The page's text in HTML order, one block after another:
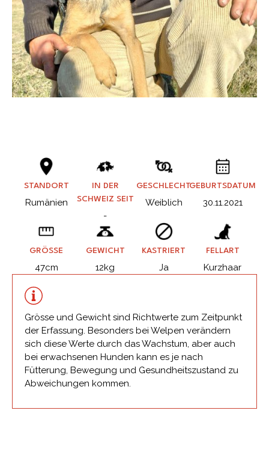
STANDORT
Rumänien
IN DER
SCHWEIZ SEIT
-
GESCHLECHT
Weiblich
GEBURTSDATUM
30.11.2021
GRÖSSE
47cm
GEWICHT
12kg
KASTRIERT
Ja
FELLART
Kurzhaar
Grösse und Gewicht sind Richtwerte zum Zeitpunkt
der Erfassung. Besonders bei Welpen verändern
sich diese Werte durch das Wachstum, aber auch
bei erwachsenen Hunden kann es je nach
Fütterung, Bewegung und Gesundheitszustand zu
Abweichungen kommen.